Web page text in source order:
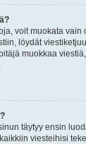
voit muokata
löydät
muokkaa
täytyy ensin
viesteihisi